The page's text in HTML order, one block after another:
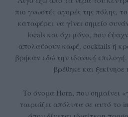
πιο γνωστές αγορές της πόλης,
καταφέρει να γίνει σημείο
locals και όχι μόνο, που
απολαύσουν καφέ, cocktails ή
βρήκαν εδώ την ιδανική
βρέθηκε και
Το όνομα Hοrn, που σημαίνει
ταιριάζει απόλυτα σε αυτό το